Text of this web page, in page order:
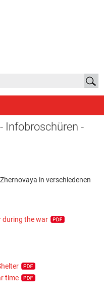
Infobroschüren -
in verschiedenen
during the war
time